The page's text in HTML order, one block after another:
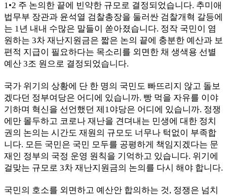
1•2 주 논의한 끝에 빈약한 규모로 결정되었습니다. 추미애
법무부 장관과 윤석열 검찰총장을 둘러싼 검찰개혁 갈등에
는 1년 내내 수많은 말들이 쏟아졌습니다. 정작 국민이 염
원하는 3차 재난지원금은 짧은 논의 끝에 충분한 예산과 보
편적 지급이 필요하다는 목소리를 외면한 채 생색용 선별
예산 3조 원으로 결정되었습니다.
국가 위기의 상황에 단 한 명의 국민도 빠뜨리지 않고 돌보
겠다던 정부여당은 어디에 있습니까. 빵 먹을 자유를 이야
기하며 혁신을 선언했던 제1야당은 어디에 있습니까. 정쟁
에만 몰두하고 코로나 재난을 견뎌내는 민생에 대한 정치
권의 논의는 시간도 재원의 규모도 너무나 턱없이 부족합
니다. 모든 국민은 국민 모두를 공평하게 책임지겠다는 문
재인 정부의 국정 운영 원칙을 기억하고 있습니다. 위기에
걸맞는 규모로 3차 재난지원금의 논의를 다시 해야 합니다.
국민의 호소를 외면하고 예산안 합의하는 것, 정쟁은 넘치